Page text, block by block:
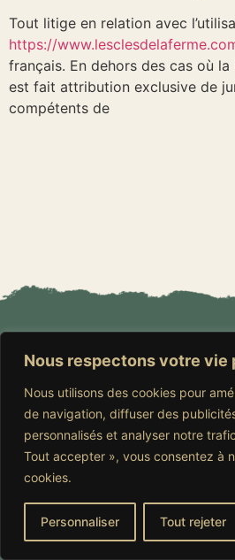
Nous respectons votre vie
Nous utilisons des cookies pour
de navigation, diffuser des
personnalisés et analyser notre
Tout accepter », vous consentez à
cookies.
Personnaliser Tout rejeter
Tout litige en relation avec
https://
français. En dehors des cas où
est fait attribution exclusive de
compétents de